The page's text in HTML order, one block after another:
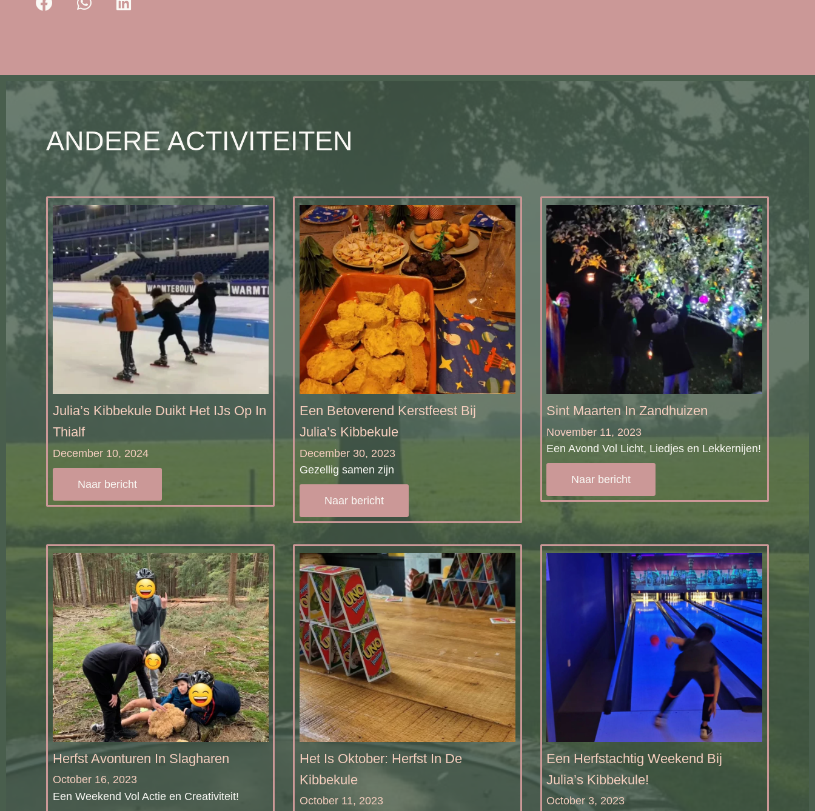
ANDERE ACTIVITEITEN
Julia’s Kibbekule Duikt Het IJs Op In
Thialf
December 10, 2024
Naar bericht
Een Betoverend Kerstfeest Bij
Julia’s Kibbekule
December 30, 2023
Gezellig samen zijn
Naar bericht
Sint Maarten In Zandhuizen
November 11, 2023
Een Avond Vol Licht, Liedjes en Lekkernijen!
Naar bericht
Herfst Avonturen In Slagharen
October 16, 2023
Een Weekend Vol Actie en Creativiteit!
Het Is Oktober: Herfst In De
Kibbekule
October 11, 2023
Een Herfstachtig Weekend Bij
Julia’s Kibbekule!
October 3, 2023